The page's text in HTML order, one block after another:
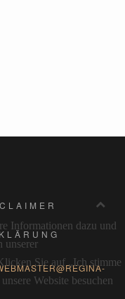
Informationen dazu und
unserer
Sie auf „Ich stimme
Website besuchen